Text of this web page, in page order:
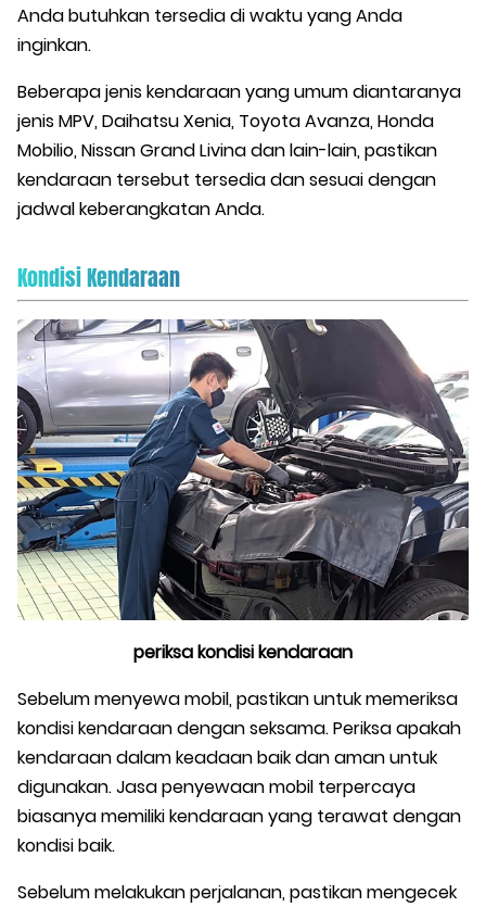
Anda butuhkan tersedia di waktu yang Anda
inginkan.
Beberapa jenis kendaraan yang umum diantaranya
jenis MPV, Daihatsu Xenia, Toyota Avanza, Honda
Mobilio, Nissan Grand Livina dan lain-lain, pastikan
kendaraan tersebut tersedia dan sesuai dengan
jadwal keberangkatan Anda.
Kondisi Kendaraan
periksa kondisi kendaraan
Sebelum menyewa mobil, pastikan untuk memeriksa
kondisi kendaraan dengan seksama. Periksa apakah
kendaraan dalam keadaan baik dan aman untuk
digunakan. Jasa penyewaan mobil terpercaya
biasanya memiliki kendaraan yang terawat dengan
kondisi baik.
Sebelum melakukan perjalanan, pastikan mengecek